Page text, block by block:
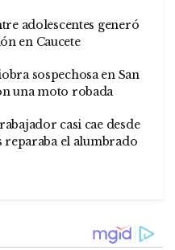
adolescentes generó
en Caucete
sospechosa en San
una moto robada
casi cae desde
reparaba el alumbrado